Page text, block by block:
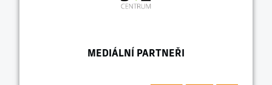
MEDIÁLNÍ PARTNEŘI